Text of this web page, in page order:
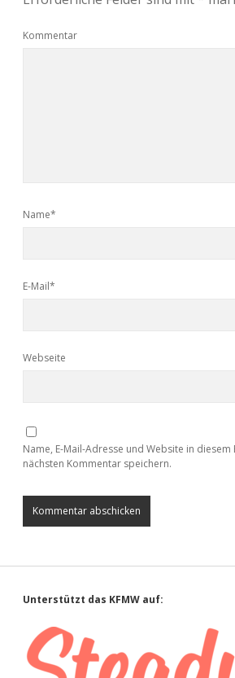
Kommentar
Name*
E-Mail*
Webseite
Name, E-Mail-Adresse und Website in
nächsten Kommentar speichern.
Sidebar
Unterstützt das KFMW auf: